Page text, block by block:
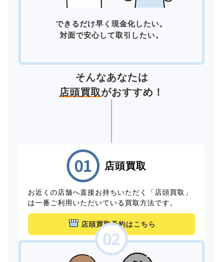
できるだけ早く現金化したい。
対面で安心して取引したい。
そんなあなたは
店頭買取がおすすめ！
店頭買取
お近くの店舗へ直接お持ちいただく「店頭買取」
は一番ご利用いただいている買取方法です。
店頭買取予約はこちら